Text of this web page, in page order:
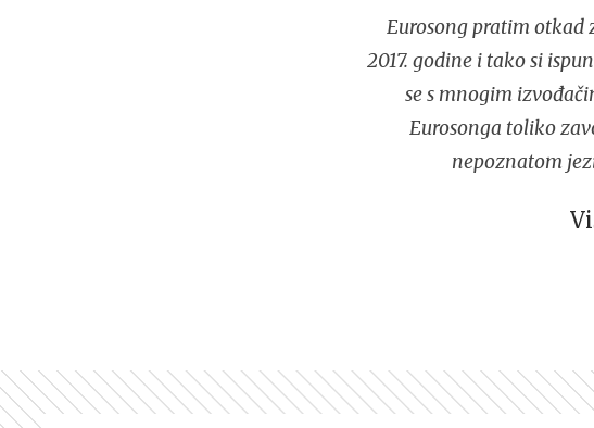
Eurosong pratim otkad
2017. godine i tako si
se s mnogim
Eurosonga toliko
nepoznatom